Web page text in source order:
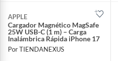
APPLE
Cargador Magnético MagSafe
25W USB-C (1 m) – Carga
Inalámbrica Rápida iPhone 17
Por TIENDANEXUS